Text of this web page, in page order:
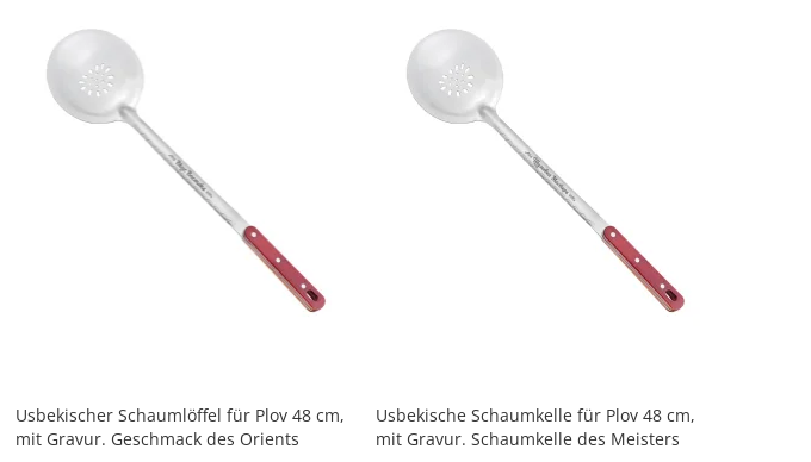
Usbekischer Schaumlöffel für Plov 48 cm,
mit Gravur. Geschmack des Orients
Usbekische Schaumkelle für Plov 48 cm,
mit Gravur. Schaumkelle des Meisters